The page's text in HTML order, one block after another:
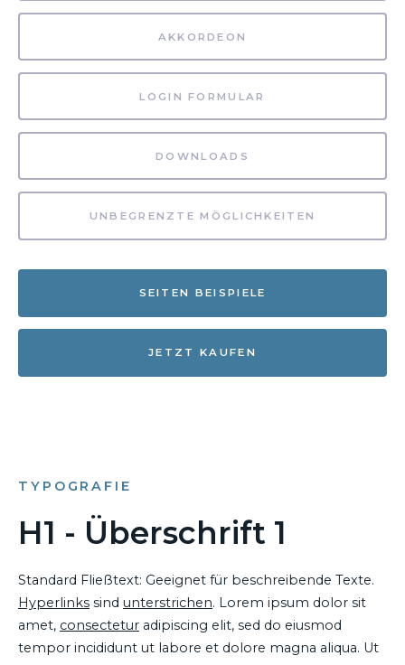
AKKORDEON
LOGIN FORMULAR
DOWNLOADS
UNBEGRENZTE MÖGLICHKEITEN
SEITEN BEISPIELE
JETZT KAUFEN
TYPOGRAFIE
H1 - Überschrift 1
Standard Fließtext: Geeignet für beschreibende Texte.
Hyperlinks sind unterstrichen. Lorem ipsum dolor sit
amet, consectetur adipiscing elit, sed do eiusmod
tempor incididunt ut labore et dolore magna aliqua. Ut